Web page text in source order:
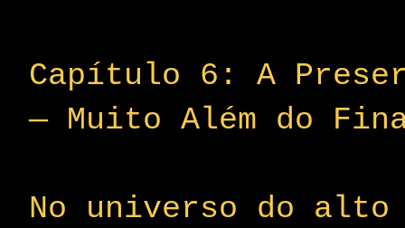
Capítulo 6: A
— Muito Além do
No universo do